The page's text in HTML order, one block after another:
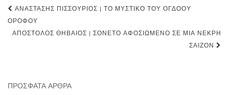
Post
navigation
ΑΝΑΣΤΆΣΗΣ ΠΙΣΣΟΎΡΙΟΣ | ΤΟ ΜΥΣΤΙΚΌ ΤΟΥ ΌΓΔΟΟΥ
ΟΡΌΦΟΥ
ΑΠΌΣΤΟΛΟΣ ΘΗΒΑΊΟΣ | ΣΟΝΈΤΟ ΑΦΟΣΙΩΜΈΝΟ ΣΕ ΜΙΑ ΝΕΚΡΉ
ΣΑΙΖΌΝ
ΠΡΌΣΦΑΤΑ ΆΡΘΡΑ